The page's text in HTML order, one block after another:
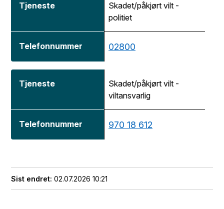
Skadet/påkjørt vilt -
politiet
02800
Skadet/påkjørt vilt -
viltansvarlig
970 18 612
Sist endret 02.07.2026 10:21